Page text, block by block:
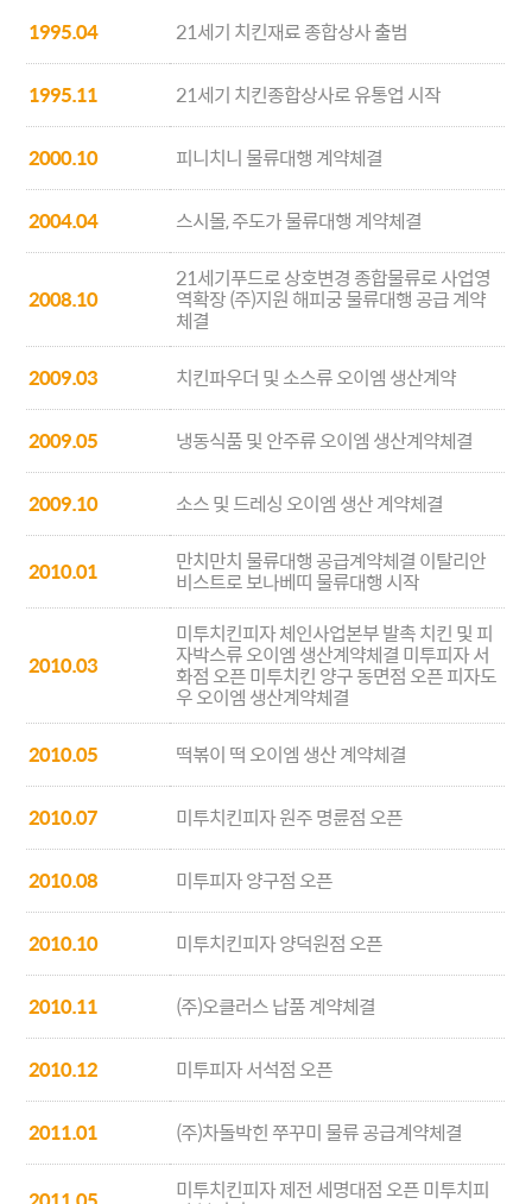
1995.04 21세기 치킨재료 종합상사 출범
1995.11 21세기 치킨종합상사로 유통업 시작
2000.10 피니치니 물류대행 계약체결
2004.04 스시몰, 주도가 물류대행 계약체결
2008.10
21세기푸드로 상호변경 종합물류로 사업영
역확장 (주)지원 해피궁 물류대행 공급 계약
체결
2009.03
치킨파우더 및 소스류 오이엠 생산계약
2009.05 냉동식품 및 안주류 오이엠 생산계약체결
2009.10 소스 및 드레싱 오이엠 생산 계약체결
2010.01 만치만치 물류대행 공급계약체결 이탈리안
비스트로 보나베띠 물류대행 시작
2010.03
미투치킨피자 체인사업본부 발촉 치킨 및 피
자박스류 오이엠 생산계약체결 미투피자 서
화점 오픈 미투치킨 양구 동면점 오픈 피자도
우 오이엠 생산계약체결
2010.05
떡볶이 떡 오이엠 생산 계약체결
2010.07 미투치킨피자 원주 명륜점 오픈
2010.08 미투피자 양구점 오픈
2010.10 미투치킨피자 양덕원점 오픈
2010.11 (주)오클러스 납품 계약체결
2010.12 미투피자 서석점 오픈
2011.01 (주)차돌박힌 쭈꾸미 물류 공급계약체결
미투치킨피자 제전 세명대점 오픈 미투치피